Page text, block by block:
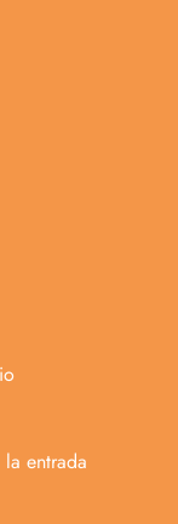
entrada